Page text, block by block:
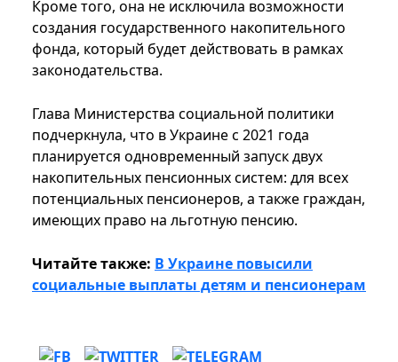
Кроме того, она не исключила возможности
создания государственного накопительного
фонда, который будет действовать в рамках
законодательства.
Глава Министерства социальной политики
подчеркнула, что в Украине с 2021 года
планируется одновременный запуск двух
накопительных пенсионных систем: для всех
потенциальных пенсионеров, а также граждан,
имеющих право на льготную пенсию.
Читайте также: В Украине повысили
социальные выплаты детям и пенсионерам